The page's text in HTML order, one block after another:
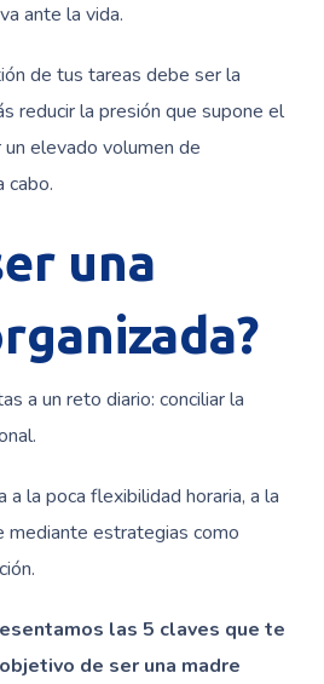
ante la vida.
de tus tareas debe ser la
reducir la presión que supone el
elevado volumen de
cabo.
una
a un reto diario: conciliar la
a la poca flexibilidad horaria, a la
mediante estrategias como
las 5 claves que te
de ser una madre